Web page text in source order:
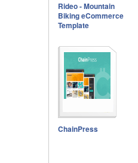
Rideo - Mountain
Biking eCommerce
Template
ChainPress